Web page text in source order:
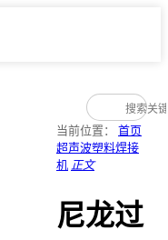
当前位置： 首页
超声波塑料焊接
机 正文
尼龙过